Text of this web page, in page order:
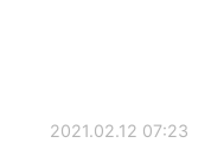
2021.02.12 07:23